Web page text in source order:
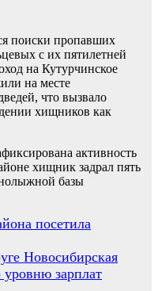
поиски пропавших
с их пятилетней
на Кутурчинское
на месте
что вызвало
хищников как
активность
хищник задрал пять
базы
посетила
Новосибирская
уровню зарплат